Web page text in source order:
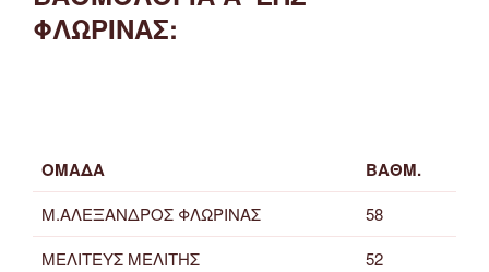
ΦΛΩΡΙΝΑΣ:
ΟΜΑΔΑ ΒΑΘΜ.
Μ.ΑΛΕΞΑΝΔΡΟΣ ΦΛΩΡΙΝΑΣ
58
ΜΕΛΙΤΕΥΣ ΜΕΛΙΤΗΣ
52